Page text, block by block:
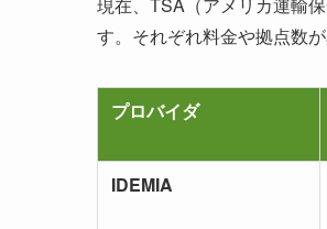
す。それぞれ料金や拠点数
プロバイダ
IDEMIA